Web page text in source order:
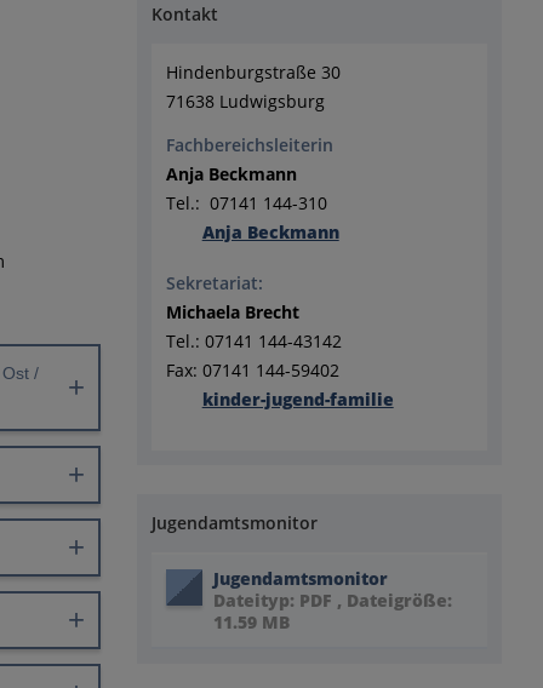
/
Kontakt
Hindenburgstraße 30
71638 Ludwigsburg
Fachbereichsleiterin
Anja Beckmann
Tel.: 07141 144-310
Anja Beckmann
Sekretariat:
Michaela Brecht
Tel.: 07141 144-43142
Fax: 07141 144-59402
kinder-jugend-familie
Jugendamtsmonitor
Jugendamtsmonitor
Dateityp: PDF , Dateigröße:
11.59 MB